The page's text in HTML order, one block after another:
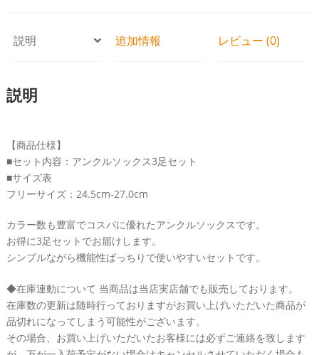
ク
下
女
兼
用
シ
プ
ル
ec-
074
説明 追加情報 レビュー (0)
説明
【商品仕様】
■セット内容：アンクルソックス3足セット
■サイズ表
フリーサイズ：24.5cm-27.0cm
カラー数も豊富でコスパに優れたアンクルソックスです。
お得に3足セットでお届けします。
シンプルながら機能性ばっちりで使いやすいセットです。
◆在庫連動について 当商品は当店実店舗でも販売しております。
在庫数の更新は随時行っておりますがお買い上げいただいた商品が
品切れになってしまう可能性がございます。
その場合、お買い上げいただいたお客様には必ずご連絡を致します